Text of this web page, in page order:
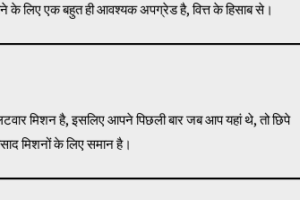
के लिए एक बहुत ही आवश्यक अपग्रेड है, वित्त के हिसाब से।
मिशन है, इसलिए आपने पिछली बार जब आप यहां थे, तो छिपे
मिशनों के लिए समान है।